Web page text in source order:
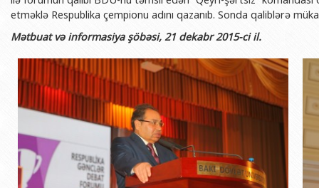
etməklə Respublika çempionu adını qazanıb. Sonda qaliblərə
Mətbuat və informasiya şöbəsi, 21 dekabr 2015-ci il.